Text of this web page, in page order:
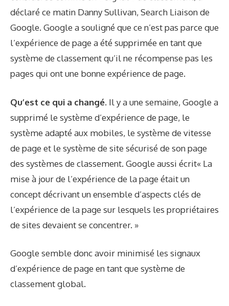
déclaré ce matin Danny Sullivan, Search Liaison de
Google. Google a souligné que ce n’est pas parce que
l’expérience de page a été supprimée en tant que
système de classement qu’il ne récompense pas les
pages qui ont une bonne expérience de page.
Qu’est ce qui a changé. Il y a une semaine, Google a
supprimé le système d’expérience de page, le
système adapté aux mobiles, le système de vitesse
de page et le système de site sécurisé de sonpage
des systèmes de classement. Google aussi écrit« La
mise à jour de l’expérience de la page était un
concept décrivant un ensemble d’aspects clés de
l’expérience de la page sur lesquels les propriétaires
de sites devaient se concentrer. »
Google semble donc avoir minimisé les signaux
d’expérience de page en tant que système de
classement global.